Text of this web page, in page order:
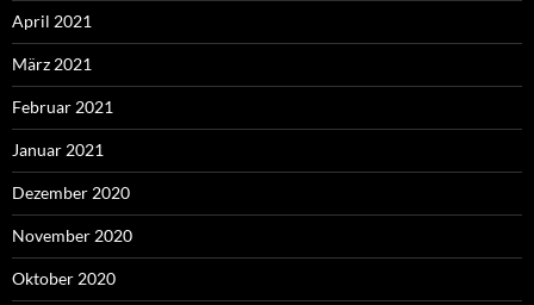
April 2021
März 2021
Februar 2021
Januar 2021
Dezember 2020
November 2020
Oktober 2020